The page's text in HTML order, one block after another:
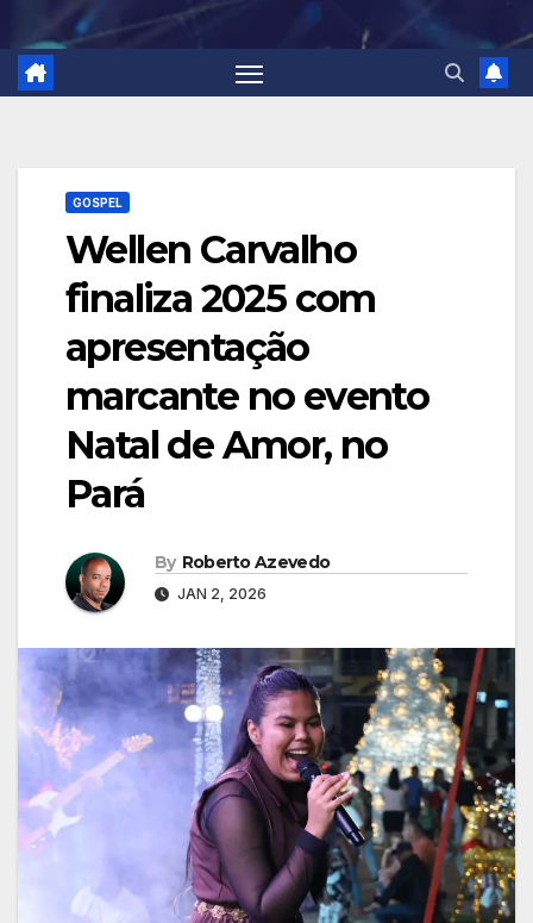
GOSPEL
Wellen Carvalho
finaliza 2025 com
apresentação
marcante no evento
Natal de Amor, no
Pará
By Roberto Azevedo
JAN 2, 2026